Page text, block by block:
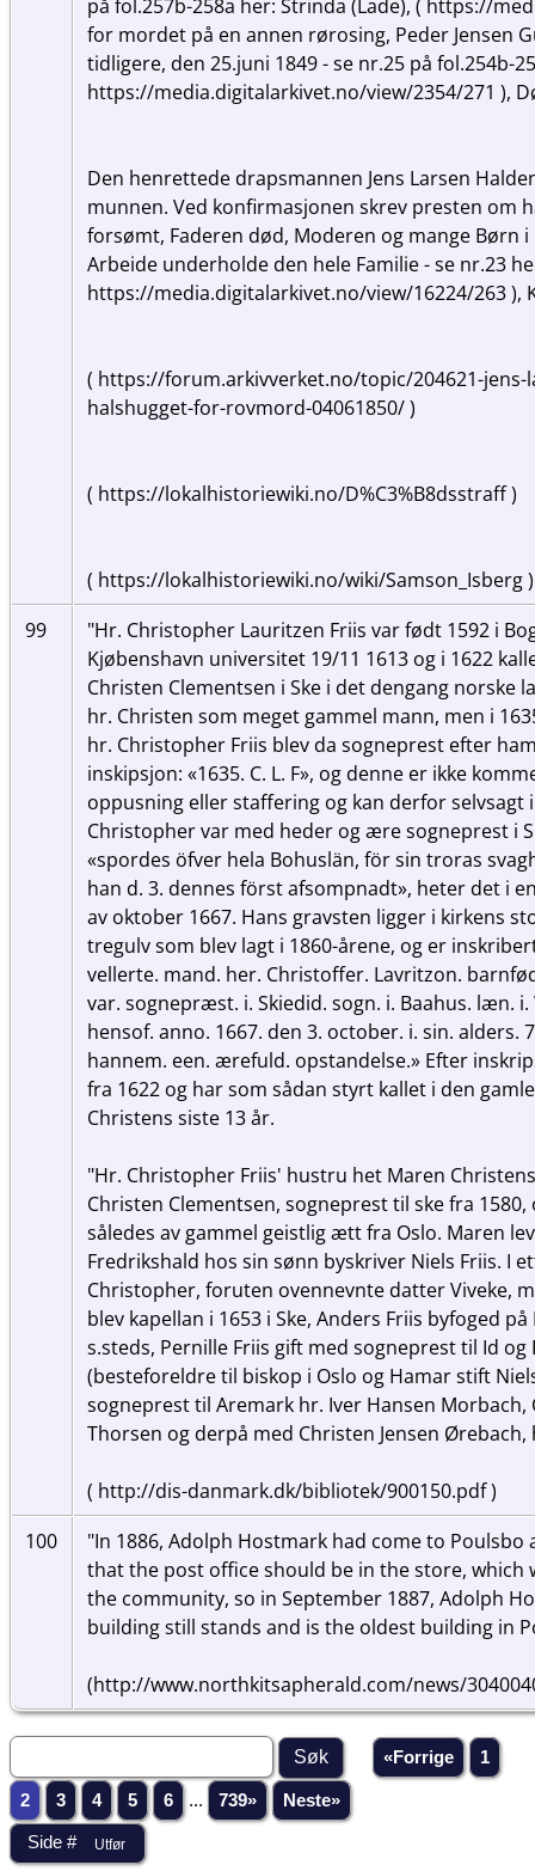
på fol.257b-258a her: Strinda (Lade), ( https://
for mordet på en annen rørosing, Peder Jensen
tidligere, den 25.juni 1849 - se nr.25 på fol.254b-
https://media.digitalarkivet.no/view/2354/271 ),
Den henrettede drapsmannen Jens Larsen
munnen. Ved konfirmasjonen skrev presten om
forsømt, Faderen død, Moderen og mange Børn
Arbeide underholde den hele Familie - se nr.23
https://media.digitalarkivet.no/view/16224/263 ),
( https://forum.arkivverket.no/topic/204621-jens-
halshugget-for-rovmord-04061850/ )
( https://lokalhistoriewiki.no/D%C3%B8dsstraff )
( https://lokalhistoriewiki.no/wiki/Samson_Isberg
99
"Hr. Christopher Lauritzen Friis var født 1592 i
Kjøbenshavn universitet 19/11 1613 og i 1622
Christen Clementsen i Ske i det dengang norske
hr. Christen som meget gammel mann, men i
hr. Christopher Friis blev da sogneprest efter
inskipsjon: «1635. C. L. F», og denne er ikke
oppusning eller staffering og kan derfor selvsagt
Christopher var med heder og ære sogneprest i
«spordes öfver hela Bohuslän, för sin troras
han d. 3. dennes först afsompnadt», heter det i
av oktober 1667. Hans gravsten ligger i kirkens
tregulv som blev lagt i 1860-årene, og er
vellerte. mand. her. Christoffer. Lavritzon.
var. sognepræst. i. Skiedid. sogn. i. Baahus. læn. i.
hensof. anno. 1667. den 3. october. i. sin. alders.
hannem. een. ærefuld. opstandelse.» Efter
fra 1622 og har som sådan styrt kallet i den
Christens siste 13 år.
"Hr. Christopher Friis' hustru het Maren
Christen Clementsen, sogneprest til ske fra
således av gammel geistlig ætt fra Oslo. Maren
Fredrikshald hos sin sønn byskriver Niels Friis. I
Christopher, foruten ovennevnte datter Viveke,
blev kapellan i 1653 i Ske, Anders Friis byfoged
s.steds, Pernille Friis gift med sogneprest til Id
(besteforeldre til biskop i Oslo og Hamar stift
sogneprest til Aremark hr. Iver Hansen
Thorsen og derpå med Christen Jensen
( http://dis-danmark.dk/bibliotek/900150.pdf )
100
"In 1886, Adolph Hostmark had come to Poulsbo
that the post office should be in the store, which
the community, so in September 1887, Adolph
building still stands and is the oldest building in
(http://www.northkitsapherald.com/news/
«Forrige 1
2 3 4 5 6 ... 739» Neste»